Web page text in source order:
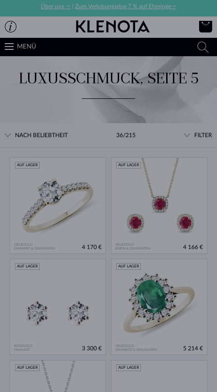
Über uns -> Zum Verlobungsring 7 % auf Eheringe->
MENÜ
LUXUSSCHMUCK, SEITE 5
NACH BELIEBTHEIT 36/215 FILTER
GELBGOLD
DIAMANT & DIAMANTEN
AUF LAGER
4 170 €
GELBGOLD
RUBIN & DIAMANTEN
AUF LAGER
4 166 €
ROSÉGOLD
DIAMANT
AUF LAGER
3 300 €
GELBGOLD
SMARAGD & DIAMANTEN
AUF LAGER
5 214 €
AUF LAGER AUF LAGER